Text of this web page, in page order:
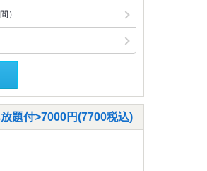
）
題付>7000円(7700税込)